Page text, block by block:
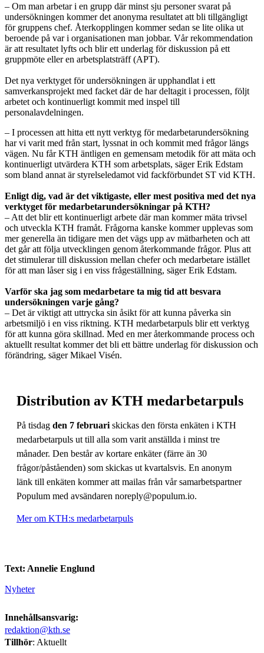
– Om man arbetar i en grupp där minst sju personer svarat på
undersökningen kommer det anonyma resultatet att bli tillgängligt
för gruppens chef. Återkopplingen kommer sedan se lite olika ut
beroende på var i organisationen man jobbar. Vår rekommendation
är att resultatet lyfts och blir ett underlag för diskussion på ett
gruppmöte eller en arbetsplatsträff (APT).
Det nya verktyget för undersökningen är upphandlat i ett
samverkansprojekt med facket där de har deltagit i processen, följt
arbetet och kontinuerligt kommit med inspel till
personalavdelningen.
– I processen att hitta ett nytt verktyg för medarbetarundersökning
har vi varit med från start, lyssnat in och kommit med frågor längs
vägen. Nu får KTH äntligen en gemensam metodik för att mäta och
kontinuerligt utvärdera KTH som arbetsplats, säger Erik Edstam
som bland annat är styrelseledamot vid fackförbundet ST vid KTH.
Enligt dig, vad är det viktigaste, eller mest positiva med det nya
verktyget för medarbetarundersökningar på KTH?
– Att det blir ett kontinuerligt arbete där man kommer mäta trivsel
och utveckla KTH framåt. Frågorna kanske kommer upplevas som
mer generella än tidigare men det vägs upp av mätbarheten och att
det går att följa utvecklingen genom återkommande frågor. Plus att
det stimulerar till diskussion mellan chefer och medarbetare istället
för att man låser sig i en viss frågeställning, säger Erik Edstam.
Varför ska jag som medarbetare ta mig tid att besvara
undersökningen varje gång?
– Det är viktigt att uttrycka sin åsikt för att kunna påverka sin
arbetsmiljö i en viss riktning. KTH medarbetarpuls blir ett verktyg
för att kunna göra skillnad. Med en mer återkommande process och
aktuellt resultat kommer det bli ett bättre underlag för diskussion och
förändring, säger Mikael Visén.
Distribution av KTH medarbetarpuls
På tisdag den 7 februari skickas den första enkäten i KTH
medarbetarpuls ut till alla som varit anställda i minst tre
månader. Den består av kortare enkäter (färre än 30
frågor/påståenden) som skickas ut kvartalsvis. En anonym
länk till enkäten kommer att mailas från vår samarbetspartner
Populum med avsändaren noreply@populum.io.
Mer om KTH:s medarbetarpuls
Text: Annelie Englund
Nyheter
Innehållsansvarig:
redaktion@kth.se
Tillhör: Aktuellt